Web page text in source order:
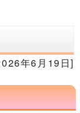
年6月19日]